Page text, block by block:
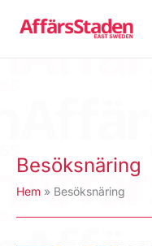
Besöksnäring
Hem Besöksnäring